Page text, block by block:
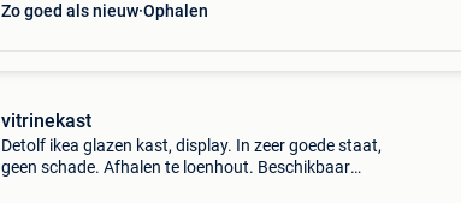
Zo goed als nieuw Ophalen
vitrinekast
Detolf ikea glazen kast, display. In zeer goede staat,
geen schade. Afhalen te loenhout. Beschikbaar